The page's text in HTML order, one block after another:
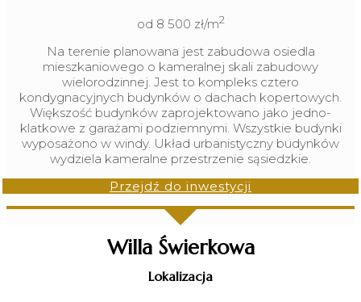
od 8 500 zł/m2
Na terenie planowana jest zabudowa osiedla
mieszkaniowego o kameralnej skali zabudowy
wielorodzinnej. Jest to kompleks cztero
kondygnacyjnych budynków o dachach kopertowych.
Większość budynków zaprojektowano jako jedno-
klatkowe z garażami podziemnymi. Wszystkie budynki
wyposażono w windy. Układ urbanistyczny budynków
wydziela kameralne przestrzenie sąsiedzkie.
Przejdź do inwestycji
Willa Świerkowa
Lokalizacja